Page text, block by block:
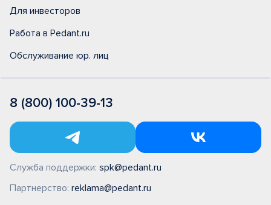
Для инвесторов
Работа в Pedant.ru
Обслуживание юр. лиц
8 (800) 100-39-13
Служба поддержки: spk@pedant.ru
Партнерство: reklama@pedant.ru